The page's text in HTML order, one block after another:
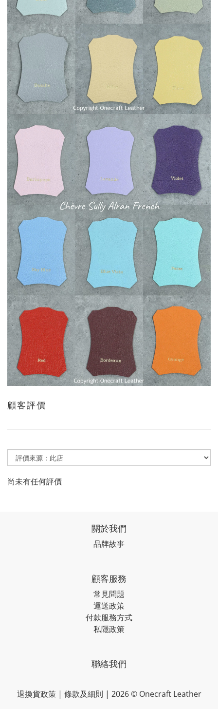
顧客評價
尚未有任何評價
關於我們
品牌故事
顧客服務
常見問題
運送政策
付款服務方式
私隱政策
聯絡我們
退換貨政策| 條款及細則 | 2026 © Onecraft Leather